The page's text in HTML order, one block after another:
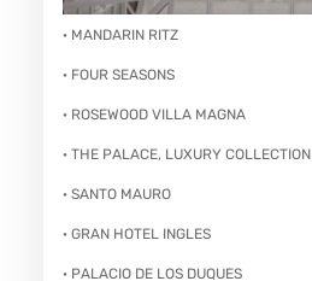
· MANDARIN RITZ
· FOUR SEASONS
· ROSEWOOD VILLA MAGNA
· THE PALACE, LUXURY COLLECTION
· SANTO MAURO
· GRAN HOTEL INGLES
· PALACIO DE LOS DUQUES